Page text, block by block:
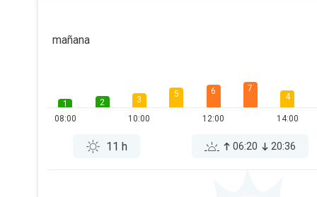
mañana
1
08:00
2
3
10:00
5 6
12:00
7
4
14:00
11 h 06:20 20:36